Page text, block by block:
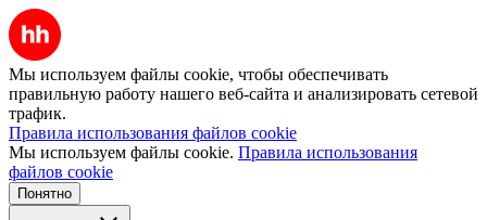
Мы используем файлы cookie, чтобы обеспечивать
правильную работу нашего веб-сайта и анализировать сетевой
трафик.
Правила использования файлов cookie
Мы используем файлы cookie. Правила использования
файлов cookie
Понятно